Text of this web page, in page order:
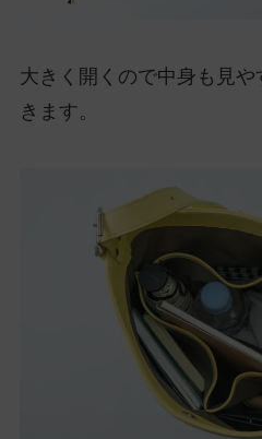
大きく開くので中身も見
きます。